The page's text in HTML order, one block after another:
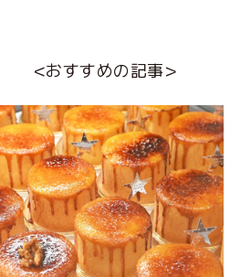
<おすすめの記事>